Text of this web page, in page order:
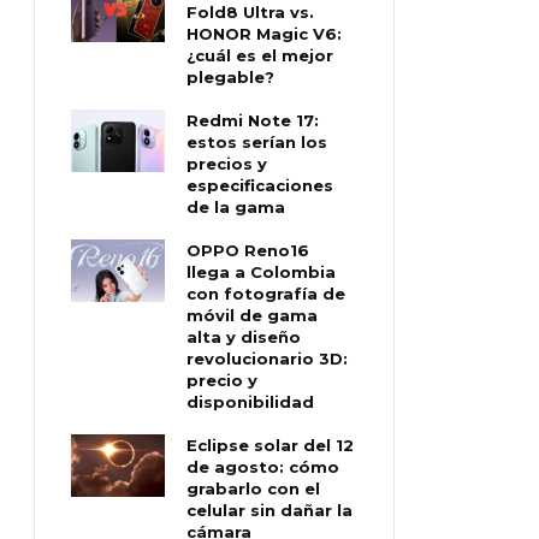
Fold8 Ultra vs.
HONOR Magic V6:
¿cuál es el mejor
plegable?
Redmi Note 17:
estos serían los
precios y
especificaciones
de la gama
OPPO Reno16
llega a Colombia
con fotografía de
móvil de gama
alta y diseño
revolucionario 3D:
precio y
disponibilidad
Eclipse solar del 12
de agosto: cómo
grabarlo con el
celular sin dañar la
cámara